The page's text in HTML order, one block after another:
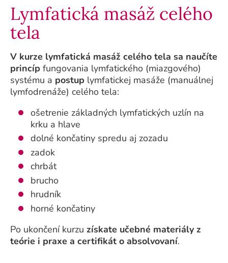
Lymfatická masáž celého
tela
V kurze lymfatická masáž celého tela sa naučíte
princíp fungovania lymfatického (miazgového)
systému a postup lymfatickej masáže (manuálnej
lymfodrenáže) celého tela:
ošetrenie základných lymfatických uzlín na
krku a hlave
dolné končatiny spredu aj zozadu
zadok
chrbát
brucho
hrudník
horné končatiny
Po ukončení kurzu získate učebné materiály z
teórie i praxe a certifikát o absolvovaní.